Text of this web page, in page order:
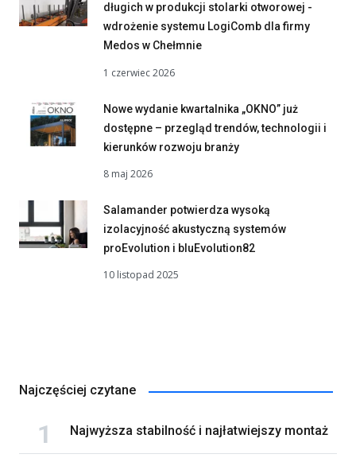
długich w produkcji stolarki otworowej -
wdrożenie systemu LogiComb dla firmy
Medos w Chełmnie
1 czerwiec 2026
Nowe wydanie kwartalnika „OKNO” już
dostępne – przegląd trendów, technologii i
kierunków rozwoju branży
8 maj 2026
Salamander potwierdza wysoką
izolacyjność akustyczną systemów
proEvolution i bluEvolution82
10 listopad 2025
Najczęściej czytane
Najwyższa stabilność i najłatwiejszy montaż